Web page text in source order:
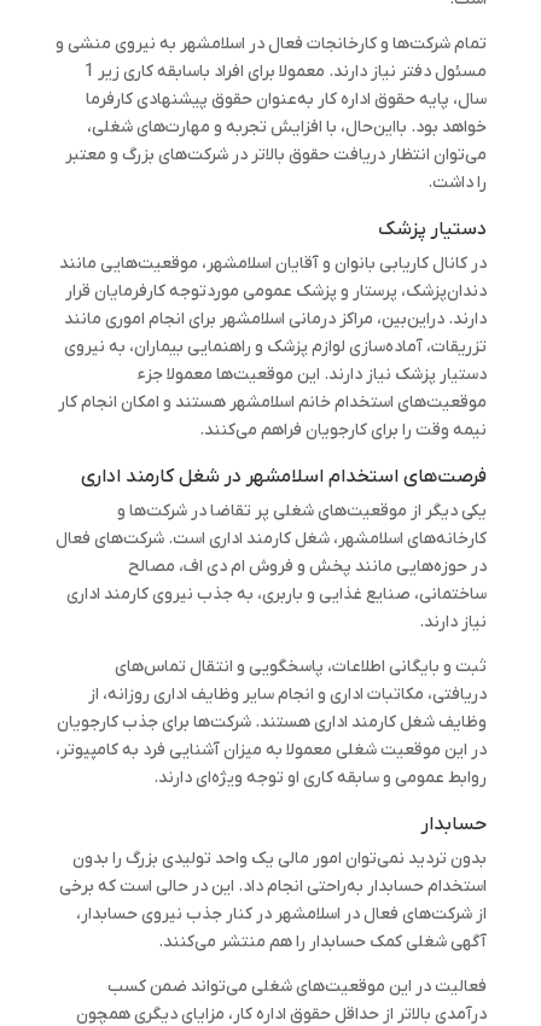
تمام شرکت‌ها و کارخانجات فعال در اسلامشهر به نیروی منشی و
مسئول دفتر نیاز دارند. معمولا برای افراد باسابقه کاری زیر 1
سال، پایه حقوق اداره کار به‌عنوان حقوق پیشنهادی کارفرما
خواهد بود. بااین‌حال، با افزایش تجربه و مهارت‌های شغلی،
می‌توان انتظار دریافت حقوق بالاتر در شرکت‌های بزرگ و معتبر
را داشت.
دستیار پزشک
در کانال کاریابی بانوان و آقایان اسلامشهر، موقعیت‌هایی مانند
دندان‌پزشک، پرستار و پزشک عمومی موردتوجه کارفرمایان قرار
دارند. دراین‌بین، مراکز درمانی اسلامشهر برای انجام اموری مانند
تزریقات، آماده‌سازی لوازم پزشک و راهنمایی بیماران، به نیروی
دستیار پزشک نیاز دارند. این موقعیت‌ها معمولا جزء
موقعیت‌های استخدام خانم اسلامشهر هستند و امکان انجام کار
نیمه وقت را برای کارجویان فراهم می‌کنند.
فرصت‌های استخدام اسلامشهر در شغل کارمند اداری
یکی دیگر از موقعیت‌های شغلی پر تقاضا در شرکت‌ها و
کارخانه‌های اسلامشهر، شغل کارمند اداری است. شرکت‌های فعال
در حوزه‌هایی مانند پخش و فروش ام دی اف، مصالح
ساختمانی، صنایع غذایی و باربری، به جذب نیروی کارمند اداری
نیاز دارند.
ثبت و بایگانی اطلاعات، پاسخگویی و انتقال تماس‌های
دریافتی، مکاتبات اداری و انجام سایر وظایف اداری روزانه، از
وظایف شغل کارمند اداری هستند. شرکت‌ها برای جذب کارجویان
در این موقعیت شغلی معمولا به میزان آشنایی فرد به کامپیوتر،
روابط عمومی و سابقه کاری او توجه ویژه‌ای دارند.
حسابدار
بدون تردید نمی‌توان امور مالی یک واحد تولیدی بزرگ را بدون
استخدام حسابدار به‌راحتی انجام داد. این در حالی است که برخی
از شرکت‌های فعال در اسلامشهر در کنار جذب نیروی حسابدار،
آگهی شغلی کمک حسابدار را هم منتشر می‌کنند.
فعالیت در این موقعیت‌های شغلی می‌تواند ضمن کسب
درآمدی بالاتر از حداقل حقوق اداره کار، مزایای دیگری همچون